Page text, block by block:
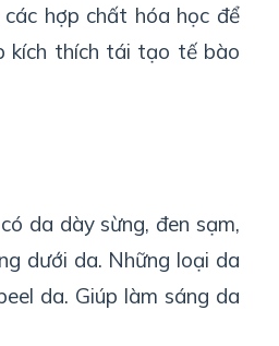
hợp chất hóa học để
kích thích tái tạo tế bào
da dày sừng, đen sạm,
dưới da. Những loại da
da. Giúp làm sáng da